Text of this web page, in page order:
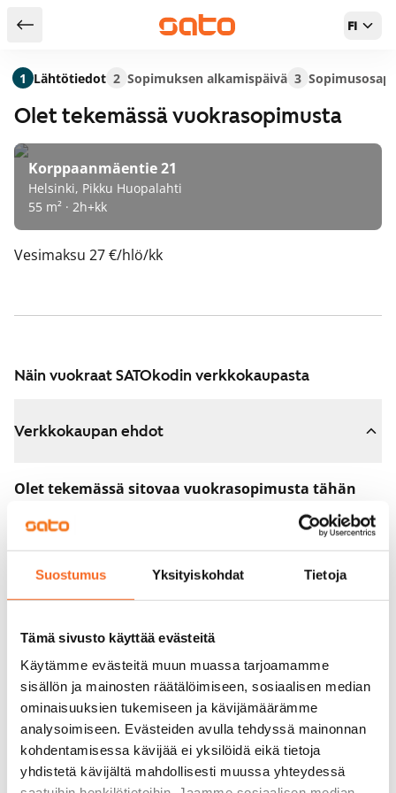
Suostumus Yksityiskohdat Tietoja
Tämä sivusto käyttää evästeitä
Käytämme evästeitä muun muassa tarjoamamme
sisällön ja mainosten räätälöimiseen, sosiaalisen median
ominaisuuksien tukemiseen ja kävijämäärämme
analysoimiseen. Evästeiden avulla tehdyssä mainonnan
kohdentamisessa kävijää ei yksilöidä eikä tietoja
yhdistetä kävijältä mahdollisesti muussa yhteydessä
Takaisin hakutuloksiin FI
Olet tekemässä vuokrasopimusta
Korppaanmäentie 21
Helsinki, Pikku Huopalahti
55 m² · 2h+kk
Vesimaksu 27 €/hlö/kk
Näin vuokraat SATOkodin verkkokaupasta
Verkkokaupan ehdot
Olet tekemässä sitovaa vuokrasopimusta tähän
Sopimus astuu voimaan heti, kun maksat 300 euron
varausmaksun verkkokaupassa. Palautamme summan
sinulle kokonaisuudessaan vuokrasopimuksen
Voit peruuttaa sopimuksen vielä asuntonäytöllä, jos
koti ei vastaa odotuksiasi. Tällöin palautamme
varausmaksun sinulle kokonaisuudessaan, yleensä
seuraavana arkipäivänä.
Vakuus 0 euroa.
1 Lähtötiedot 2 Sopimuksen alkamispäivä 3